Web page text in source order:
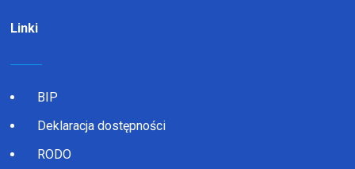
Linki
BIP
Deklaracja dostępności
RODO